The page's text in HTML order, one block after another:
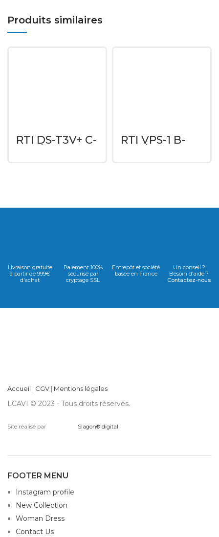
Produits similaires
RTI DS-T3V+ C-
Stock
RTI VPS-1 B-
Stock
Livraison gratuite
à partir de 999€
d'achat
Paiement 100%
sécurisé par
cryptage SSL
Entrepôt et société
basée en France
Un conseil ?
Besoin d'aide ?
Contactez-nous
Accueil | CGV | Mentions légales
LCAVI © 2023 - Tous droits réservés.
Site réalisé par Slagon® digital
FOOTER MENU
Instagram profile
New Collection
Woman Dress
Contact Us